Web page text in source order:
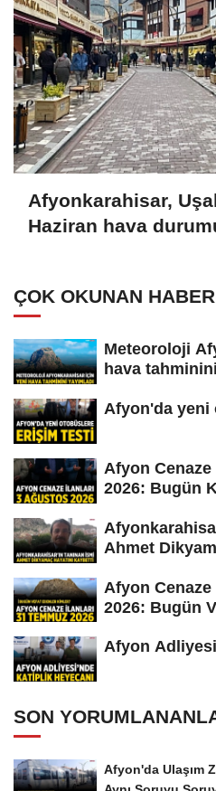
Afyonkarahisar,
Haziran hava
ÇOK OKUNAN
Meteoroloji
hava
Afyon'da yeni
Afyon
2026: Bugün
Ahmet
Afyon Cenaze
2026: Bugün
Afyon
SON
Afyon'da Ulaşım